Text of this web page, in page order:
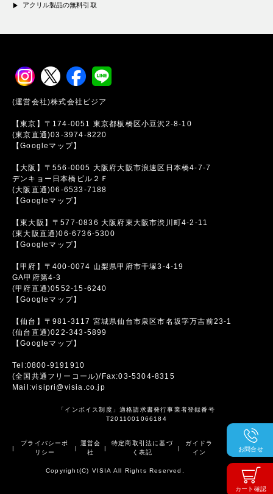
カート確認
お問合せ
アクリル製品の無料引取
(運営会社)株式会社ビジア
【東京】〒174-0051 東京都板橋区小豆沢2-8-10
(東京直通)03-3974-8220
【Googleマップ】
【大阪】〒556-0005 大阪府大阪市浪速区日本橋4-7-7
デンキョー日本橋ビル２Ｆ
(大阪直通)06-6533-7188
【Googleマップ】
【東大阪】〒577-0836 大阪府東大阪市渋川町4-2-11
(東大阪直通)06-6736-5300
【Googleマップ】
【甲府】〒400-0074 山梨県甲府市千塚3-4-19
GA甲府第4-3
(甲府直通)0552-15-6240
【Googleマップ】
【仙台】〒981-3117 宮城県仙台市泉区市名坂字万吉前23-1
(仙台直通)022-343-5899
【Googleマップ】
Tel:0800-9191910
(全国共通フリーコール)/Fax:03-5304-8315
Mail:visipri@visia.co.jp
「インボイス制度」適格請求書発行事業者登録番号
T2011001066184
|
プライバシーポ
リシー
|
運営会
社
|
特定商取引法に基づ
く表記
|
ガイドラ
イン
Copyright(C) VISIA All Rights Reserved.